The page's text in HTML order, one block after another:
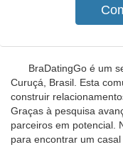
BraDatingGo é um
Curuçá, Brasil. Esta
construir
Graças à pesquisa
parceiros em potencial.
para encontrar um